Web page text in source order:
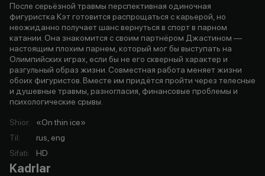
После серьёзной травмы перспективная одиночная
фигуристка Кэт готовится распрощаться с карьерой, но
неожиданно получает шанс вернуться в спорт в парном
катании. Она знакомится с своим партнёром Джастином —
настоящим плохим парнем, который мог бы выступать на
Олимпийских играх, если бы не его скверный характер и
разгульный образ жизни. Совместная работа меняет жизни
обоих фигуристов. Вместе им придётся пройти через телесные
и душевные травмы, разногласия, финансовые проблемы и
психологические срывы.
Shior:
«On thin ice»
Til:
rus, eng
Sifati: HD
Kadrlar